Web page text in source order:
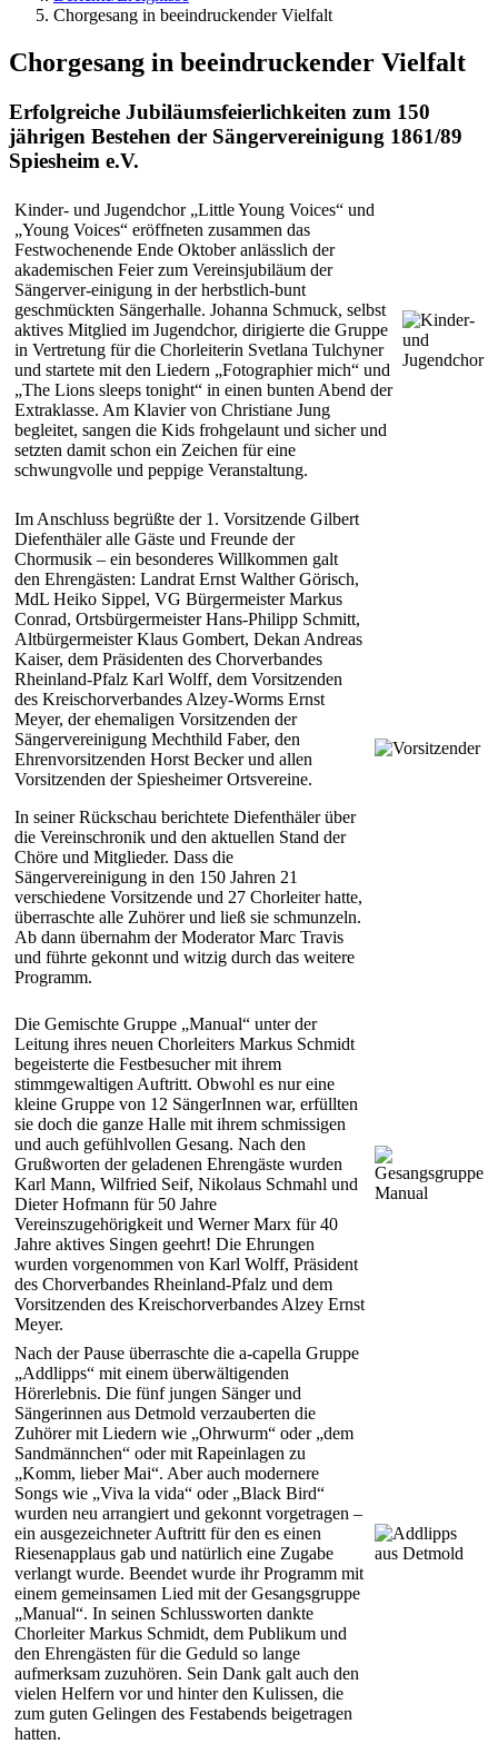
Chorgesang in beeindruckender Vielfalt
Chorgesang in beeindruckender Vielfalt
Erfolgreiche Jubiläumsfeierlichkeiten zum 150
jährigen Bestehen der Sängervereinigung 1861/89
Spiesheim e.V.
Kinder- und Jugendchor „Little Young Voices“ und
„Young Voices“ eröffneten zusammen das
Festwochenende Ende Oktober anlässlich der
akademischen Feier zum Vereinsjubiläum der
Sängerver-einigung in der herbstlich-bunt
geschmückten Sängerhalle. Johanna Schmuck, selbst
aktives Mitglied im Jugendchor, dirigierte die Gruppe
in Vertretung für die Chorleiterin Svetlana Tulchyner
und startete mit den Liedern „Fotographier mich“ und
„The Lions sleeps tonight“ in einen bunten Abend der
Extraklasse. Am Klavier von Christiane Jung
begleitet, sangen die Kids frohgelaunt und sicher und
setzten damit schon ein Zeichen für eine
schwungvolle und peppige Veranstaltung.
Im Anschluss begrüßte der 1. Vorsitzende Gilbert
Diefenthäler alle Gäste und Freunde der
Chormusik – ein besonderes Willkommen galt
den Ehrengästen: Landrat Ernst Walther Görisch,
MdL Heiko Sippel, VG Bürgermeister Markus
Conrad, Ortsbürgermeister Hans-Philipp Schmitt,
Altbürgermeister Klaus Gombert, Dekan Andreas
Kaiser, dem Präsidenten des Chorverbandes
Rheinland-Pfalz Karl Wolff, dem Vorsitzenden
des Kreischorverbandes Alzey-Worms Ernst
Meyer, der ehemaligen Vorsitzenden der
Sängervereinigung Mechthild Faber, den
Ehrenvorsitzenden Horst Becker und allen
Vorsitzenden der Spiesheimer Ortsvereine.
In seiner Rückschau berichtete Diefenthäler über
die Vereinschronik und den aktuellen Stand der
Chöre und Mitglieder. Dass die
Sängervereinigung in den 150 Jahren 21
verschiedene Vorsitzende und 27 Chorleiter hatte,
überraschte alle Zuhörer und ließ sie schmunzeln.
Ab dann übernahm der Moderator Marc Travis
und führte gekonnt und witzig durch das weitere
Programm.
Die Gemischte Gruppe „Manual“ unter der
Leitung ihres neuen Chorleiters Markus Schmidt
begeisterte die Festbesucher mit ihrem
stimmgewaltigen Auftritt. Obwohl es nur eine
kleine Gruppe von 12 SängerInnen war, erfüllten
sie doch die ganze Halle mit ihrem schmissigen
und auch gefühlvollen Gesang. Nach den
Grußworten der geladenen Ehrengäste wurden
Karl Mann, Wilfried Seif, Nikolaus Schmahl und
Dieter Hofmann für 50 Jahre
Vereinszugehörigkeit und Werner Marx für 40
Jahre aktives Singen geehrt! Die Ehrungen
wurden vorgenommen von Karl Wolff, Präsident
des Chorverbandes Rheinland-Pfalz und dem
Vorsitzenden des Kreischorverbandes Alzey Ernst
Meyer.
Nach der Pause überraschte die a-capella Gruppe
„Addlipps“ mit einem überwältigenden
Hörerlebnis. Die fünf jungen Sänger und
Sängerinnen aus Detmold verzauberten die
Zuhörer mit Liedern wie „Ohrwurm“ oder „dem
Sandmännchen“ oder mit Rapeinlagen zu
„Komm, lieber Mai“. Aber auch modernere
Songs wie „Viva la vida“ oder „Black Bird“
wurden neu arrangiert und gekonnt vorgetragen –
ein ausgezeichneter Auftritt für den es einen
Riesenapplaus gab und natürlich eine Zugabe
verlangt wurde. Beendet wurde ihr Programm mit
einem gemeinsamen Lied mit der Gesangsgruppe
„Manual“. In seinen Schlussworten dankte
Chorleiter Markus Schmidt, dem Publikum und
den Ehrengästen für die Geduld so lange
aufmerksam zuzuhören. Sein Dank galt auch den
vielen Helfern vor und hinter den Kulissen, die
zum guten Gelingen des Festabends beigetragen
hatten.